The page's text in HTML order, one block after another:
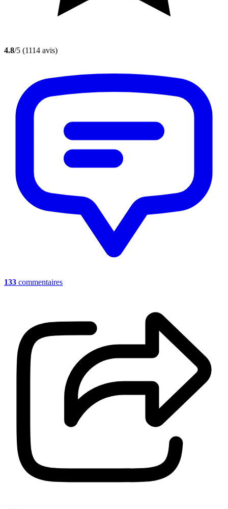
4.8/5 (1114 avis)
133 commentaires